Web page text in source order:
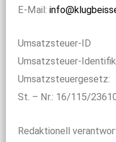
E-Mail:
Umsatzsteuer-ID
Umsatzsteuer-
Umsatzsteuergesetz:
St. – Nr.: 16/115/
Redaktionell